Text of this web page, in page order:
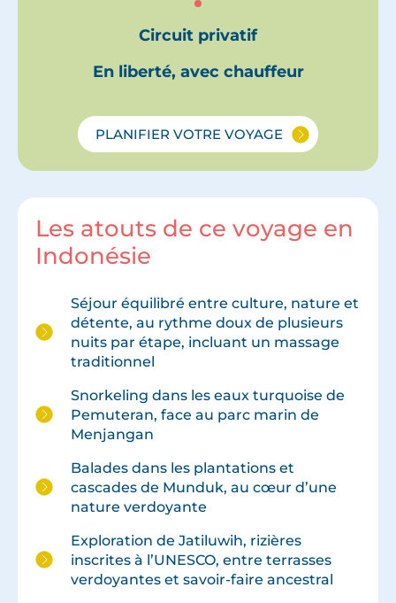
Circuit privatif
En liberté, avec chauffeur
PLANIFIER VOTRE VOYAGE
Les atouts de ce voyage en
Indonésie
Séjour équilibré entre culture, nature et
détente, au rythme doux de plusieurs
nuits par étape, incluant un massage
traditionnel
Snorkeling dans les eaux turquoise de
Pemuteran, face au parc marin de
Menjangan
Balades dans les plantations et
cascades de Munduk, au cœur d’une
nature verdoyante
Exploration de Jatiluwih, rizières
inscrites à l’UNESCO, entre terrasses
verdoyantes et savoir-faire ancestral